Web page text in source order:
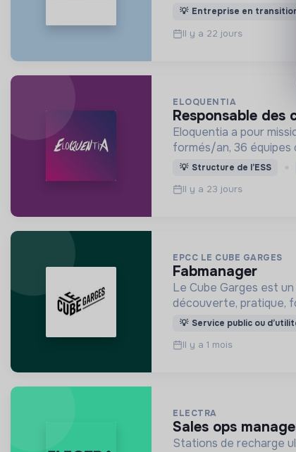
💡 Entreprise en
Il y a 22 jours
ELOQUENTIA
responsable
Eloquentia a pour
formés/an, 36 équipes
💡 Structure de l’ESS
Il y a 23 jours
EPCC LE CUBE GARGES
fabmanager
Le Cube Garges est
découverte, pratique,
💡 Service public ou
Il y a 1 mois
ELECTRA
sales ops
Stations de recharge